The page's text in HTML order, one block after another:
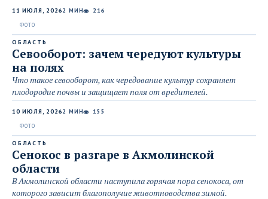
11 ИЮЛЯ, 20262 МИН👁 216
ОБЛАСТЬ
Севооборот: зачем чередуют культуры
на полях
Что такое севооборот, как чередование культур сохраняет
плодородие почвы и защищает поля от вредителей.
10 ИЮЛЯ, 20262 МИН👁 155
ОБЛАСТЬ
Сенокос в разгаре в Акмолинской
области
В Акмолинской области наступила горячая пора сенокоса, от
которого зависит благополучие животноводства зимой.